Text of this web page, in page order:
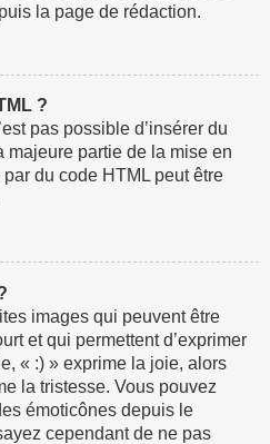
la page de rédaction.
?
pas possible d’insérer du
majeure partie de la mise en
du code HTML peut être
images qui peuvent être
et qui permettent d’exprimer
« :) » exprime la joie, alors
la tristesse. Vous pouvez
émoticônes depuis le
cependant de ne pas